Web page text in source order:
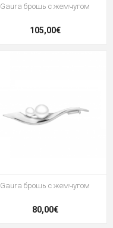
Gaura брошь с жемчугом
105,00€
Gaura брошь с жемчугом
80,00€